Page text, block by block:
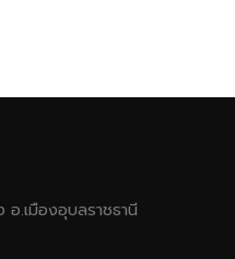
อ.เมืองอุบลราชธานี